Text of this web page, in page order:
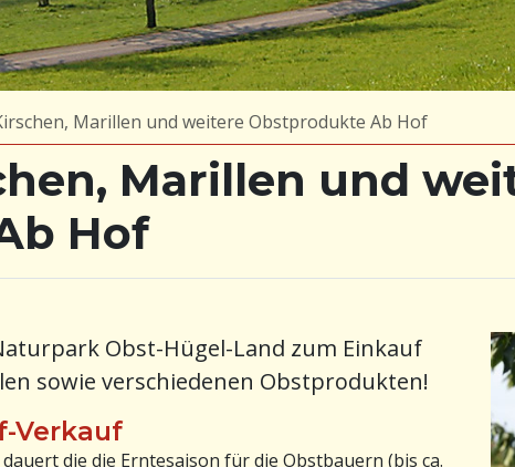
Marillen und weitere Obstprodukte Ab Hof
Marillen und
Hof
Obst-Hügel-Land zum Einkauf
sowie verschiedenen Obstprodukten!
Verkauf
die die Erntesaison für die Obstbauern (bis ca.